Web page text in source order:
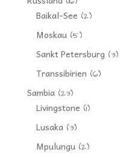
Baikal-See (2)
Moskau(5)
Sankt Petersburg (3)
Transsibirien (6)
Sambia(23)
Livingstone (1)
Lusaka(3)
Mpulungu(2)